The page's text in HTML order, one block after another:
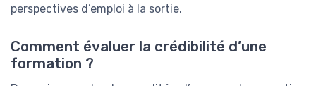
perspectives d’emploi à la sortie.
Comment évaluer la crédibilité d’une
formation ?